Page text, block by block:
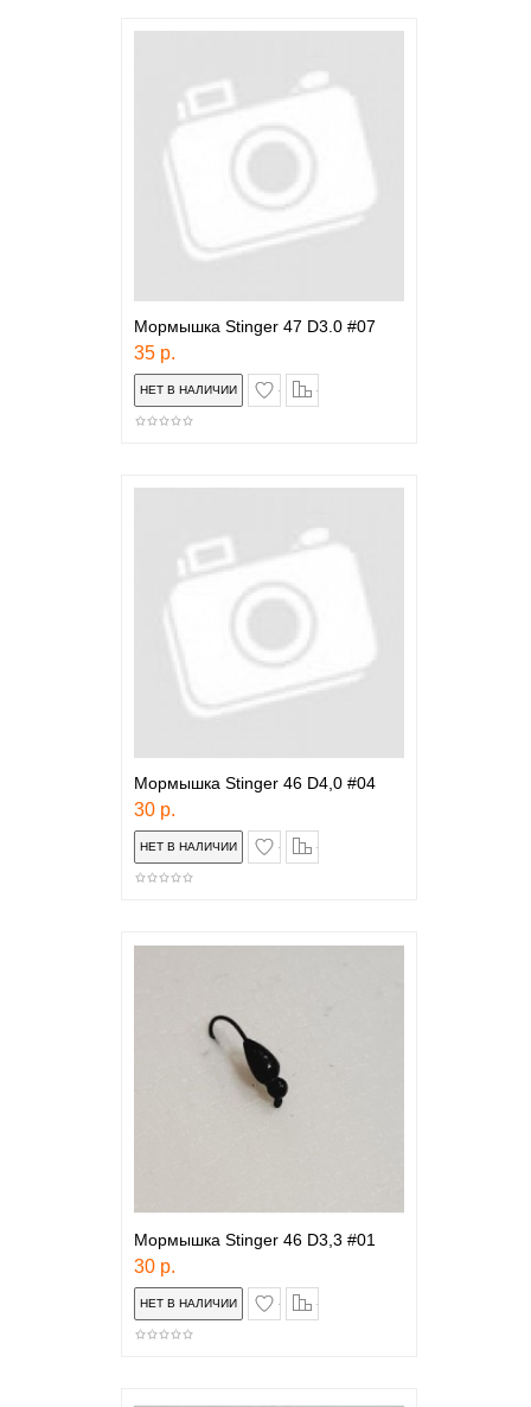
Мормышка Stinger 47 D3.0 #07
35 р.
в закладки
Мормышка Stinger 46 D4,0 #04
30 р.
в закладки
Мормышка Stinger 46 D3,3 #01
30 р.
в закладки